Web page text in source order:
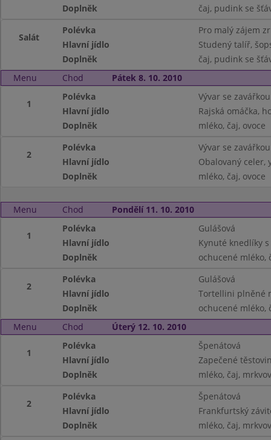
Doplněk
čaj, pudink se
Salát
Polévka
Pro malý zájem
Hlavní jídlo
Studený talíř,
Doplněk
čaj, pudink se
Menu
Chod Pátek 8. 10. 2010
1
Polévka
Vývar se zavářkou
Hlavní jídlo
Rajská omáčka,
Doplněk
mléko, čaj, ovoce
2
Polévka
Vývar se zavářkou
Hlavní jídlo
Obalovaný celer,
Doplněk
mléko, čaj, ovoce
Menu Chod Pondělí 11. 10. 2010
1
Polévka
Gulášová
Hlavní jídlo
Kynuté knedlíky
Doplněk
ochucené mléko,
2
Polévka
Gulášová
Hlavní jídlo
Tortellini plněné
Doplněk
ochucené mléko,
Menu
Chod Úterý 12. 10. 2010
1
Polévka
Špenátová
Hlavní jídlo
Zapečené
Doplněk
mléko, čaj,
2
Polévka
Špenátová
Hlavní jídlo
Frankfurtský
Doplněk
mléko, čaj,